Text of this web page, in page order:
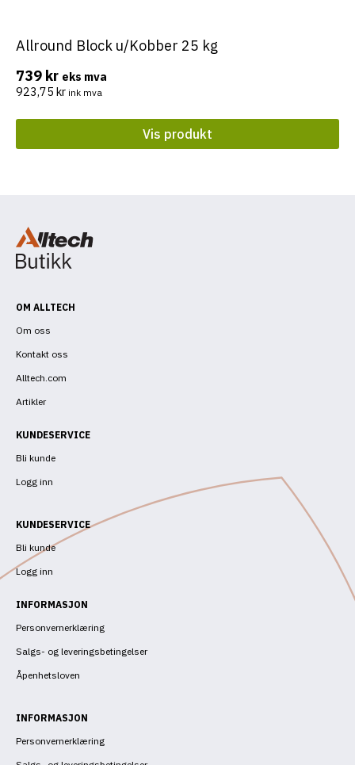
Allround Block u/Kobber 25 kg
739 kr eks mva
923,75 kr ink mva
Vis produkt
OM ALLTECH
Om oss
Kontakt oss
Alltech.com
Artikler
KUNDESERVICE
Bli kunde
Logg inn
KUNDESERVICE
Bli kunde
Logg inn
INFORMASJON
Personvernerklæring
Salgs- og leveringsbetingelser
Åpenhetsloven
INFORMASJON
Personvernerklæring